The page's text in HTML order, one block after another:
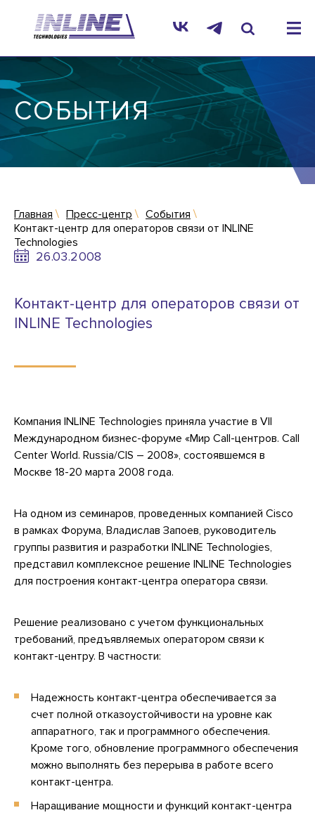
СОБЫТИЯ
Главная Пресс-центр
События
Контакт-центр для операторов связи от INLINE
Technologies
26.03.2008
Контакт-центр для операторов связи от
INLINE Technologies
Компания INLINE Technologies приняла участие в VII
Международном бизнес-форуме «Мир Call-центров. Call
Center World. Russia/CIS – 2008», состоявшемся в
Москве 18-20 марта 2008 года.
На одном из семинаров, проведенных компанией Cisco
в рамках Форума, Владислав Запоев, руководитель
группы развития и разработки INLINE Technologies,
представил комплексное решение INLINE Technologies
для построения контакт-центра оператора связи.
Решение реализовано с учетом функциональных
требований, предъявляемых оператором связи к
контакт-центру. В частности:
Надежность контакт-центра обеспечивается за
счет полной отказоустойчивости на уровне как
аппаратного, так и программного обеспечения.
Кроме того, обновление программного обеспечения
можно выполнять без перерыва в работе всего
контакт-центра.
Наращивание мощности и функций контакт-центра